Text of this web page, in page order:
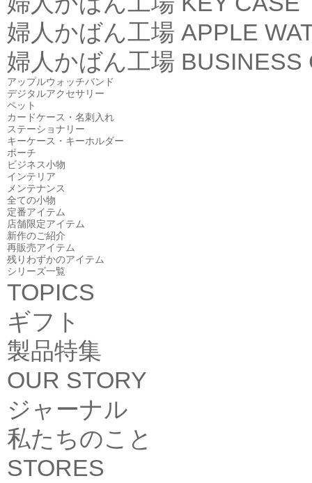
婦人かばん工場 APPLE
婦人かばん工場 BUSINESS
アップルウォッチバンド
デジタルアクセサリー
ペット
カードケース・名刺入れ
ステーショナリー
キーケース・キーホルダー
ポーチ
ビジネス小物
インテリア
メンテナンス
全ての小物
定番アイテム
店舗限定アイテム
新作のご紹介
再販売アイテム
残りわずかのアイテム
シリーズ一覧
TOPICS
ギフト
製品特集
OUR STORY
ジャーナル
私たちのこと
STORES